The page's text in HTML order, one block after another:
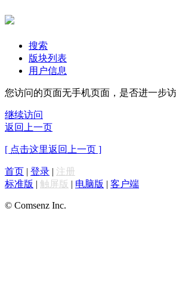
搜索
版块列表
用户信息
您访问的页面无手机页面，是否进一步
继续访问
返回上一页
[ 点击这里返回上一页 ]
首页 | 登录 | 注册
标准版 | 触屏版 | 电脑版 | 客户端
© Comsenz Inc.